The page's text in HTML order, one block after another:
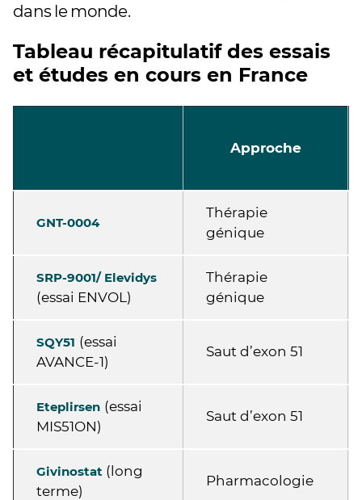
dans le monde.
Tableau récapitulatif des essais
et études en cours en France
Approche
GNT-0004
Thérapie
génique
SRP-9001/ Elevidys
(essai ENVOL)
Thérapie
génique
SQY51 (essai
AVANCE-1)
Saut d’exon 51
Eteplirsen (essai
MIS51ON)
Saut d’exon 51
Givinostat (long
terme)
Pharmacologie